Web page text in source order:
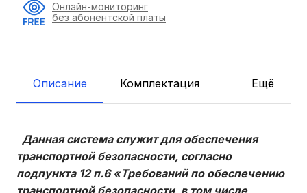
Описание Комплектация Ещё
Данная система служит для обеспечения
транспортной безопасности, согласно
подпункта 12 п.6 «Требований по обеспечению
Онлайн-мониторинг
без абонентской платы